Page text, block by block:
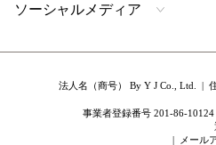
ソーシャルメディア
法人名（商号） By Y J Co., Ltd. |
事業者登録番号 201-86-
| メール